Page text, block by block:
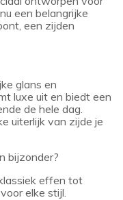
een belangrijke
een zijden
glans en
luxe uit en biedt een
de hele dag.
uiterlijk van zijde je
bijzonder?
effen tot
elke stijl.